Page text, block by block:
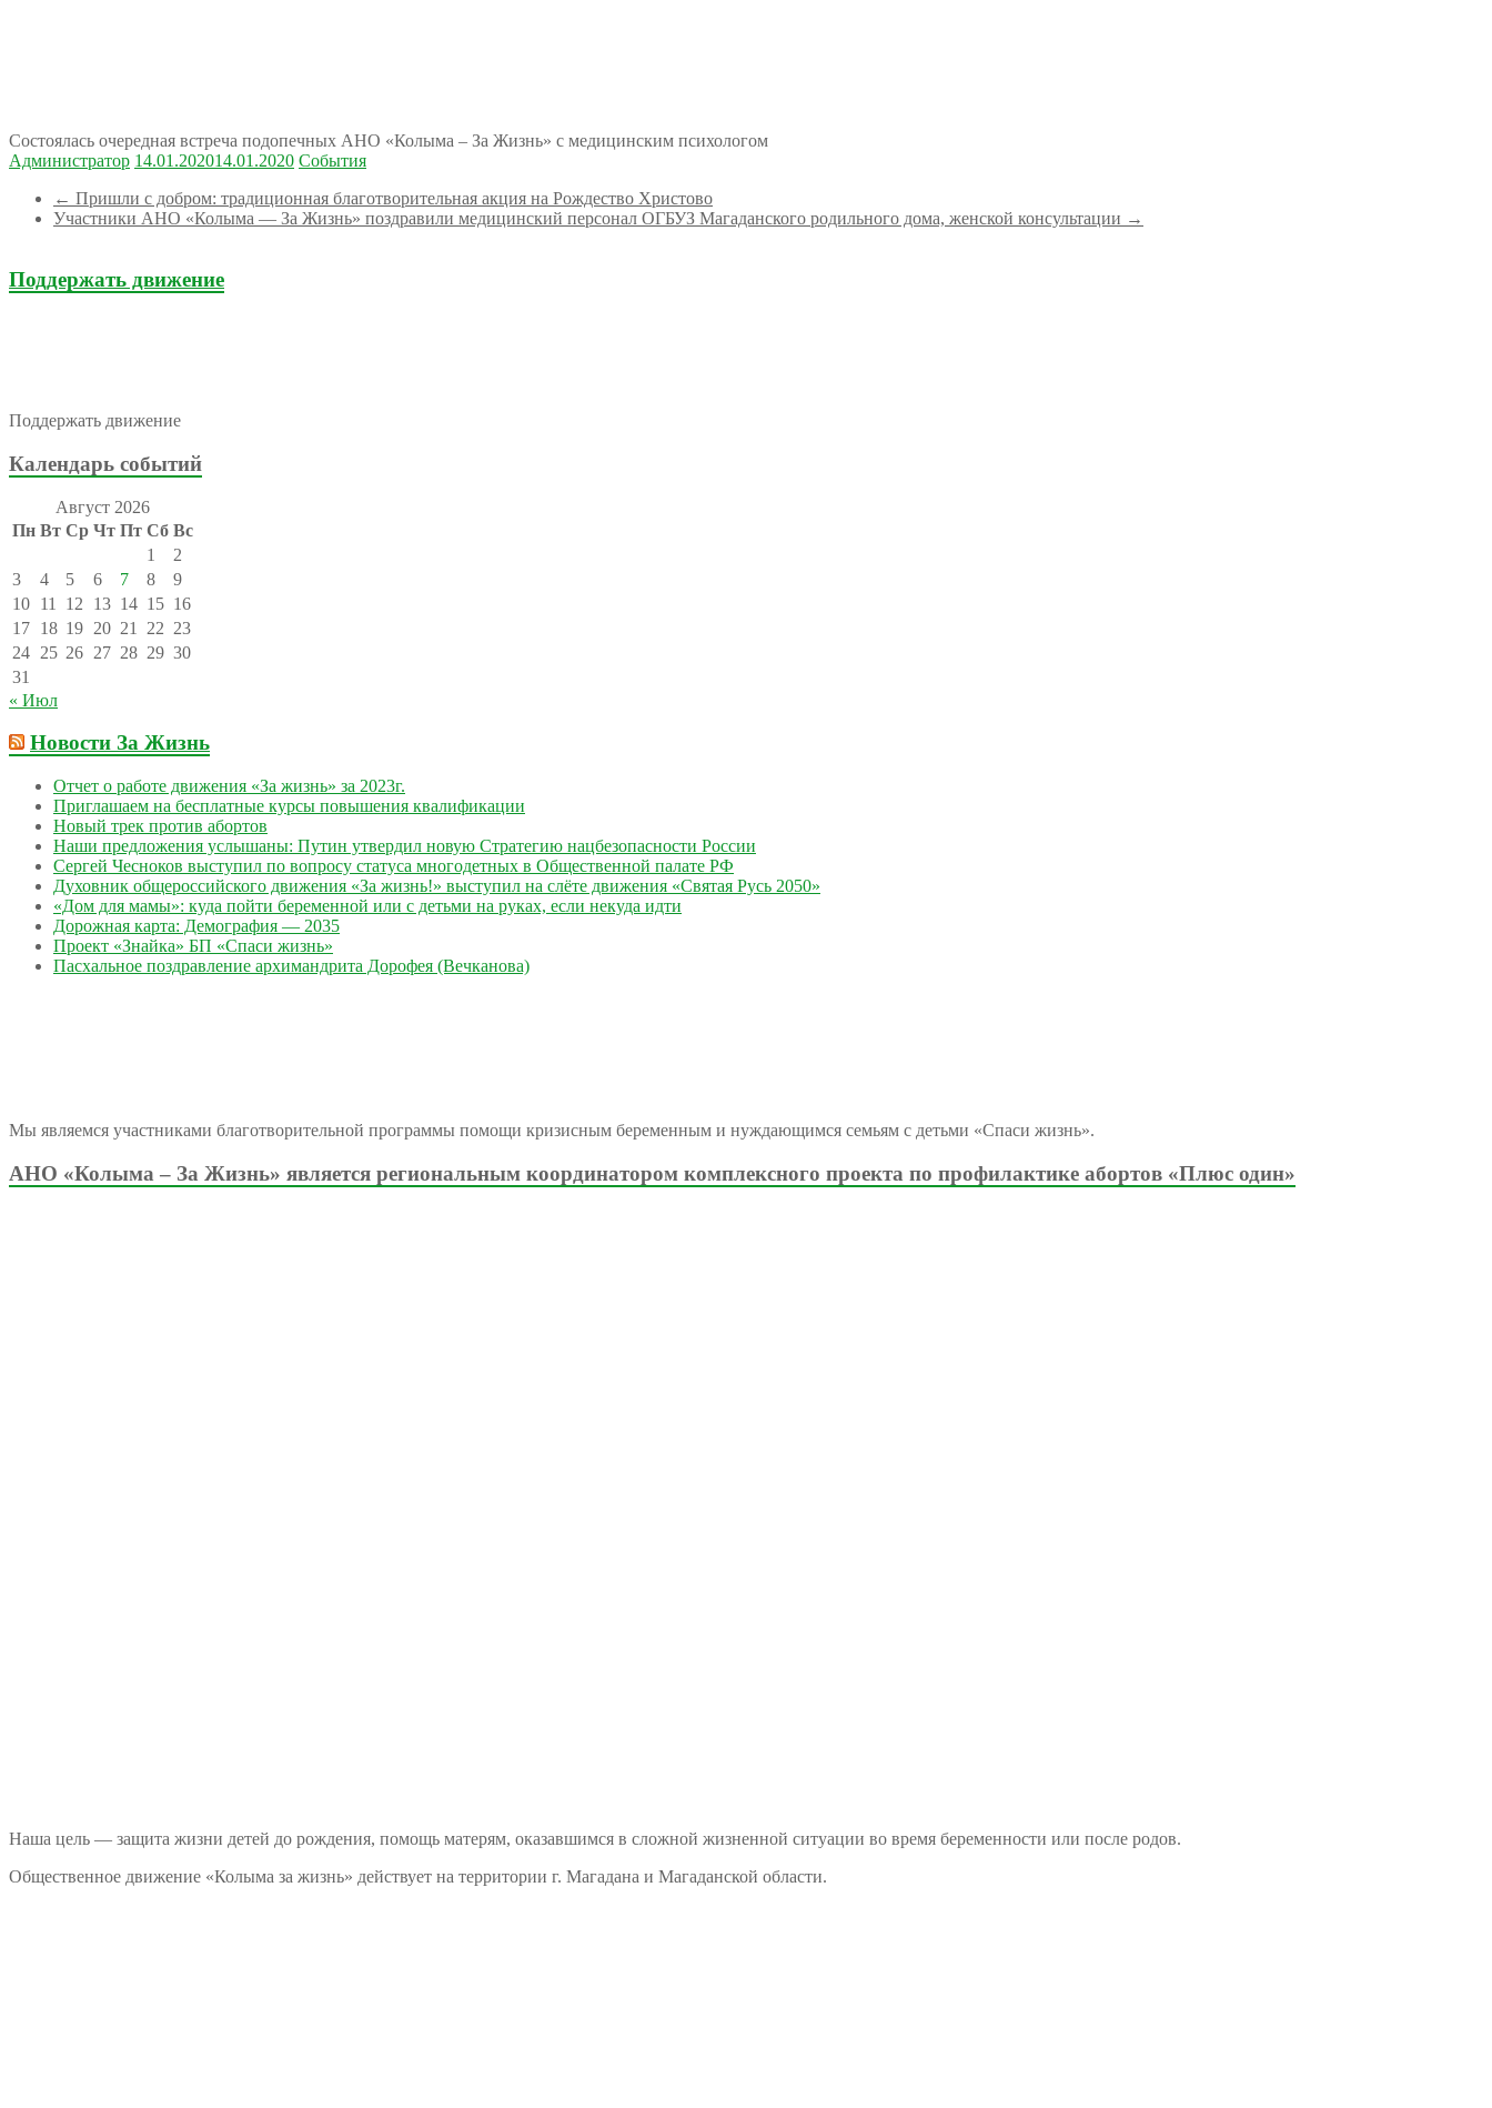
Состоялась очередная встреча подопечных АНО «Колыма – За Жизнь» с медицинским психологом
Администратор 14.01.202014.01.2020 События
← Пришли с добром: традиционная благотворительная акция на Рождество Христово
Участники АНО «Колыма — За Жизнь» поздравили медицинский персонал ОГБУЗ Магаданского родильного дома, женской консультации →
Поддержать движение
Поддержать движение
Календарь событий
Август 2026
Пн Вт Ср Чт Пт Сб Вс
1
2
3
4 5 6 7 8
9
10 11 12 13 14 15 16
17 18 19 20 21 22 23
24 25 26 27 28 29 30
31
« Июл
Новости За Жизнь
Отчет о работе движения «За жизнь» за 2023г.
Приглашаем на бесплатные курсы повышения квалификации
Новый трек против абортов
Наши предложения услышаны: Путин утвердил новую Стратегию нацбезопасности России
Сергей Чесноков выступил по вопросу статуса многодетных в Общественной палате РФ
Духовник общероссийского движения «За жизнь!» выступил на слёте движения «Святая Русь 2050»
«Дом для мамы»: куда пойти беременной или с детьми на руках, если некуда идти
Дорожная карта: Демография — 2035
Проект «Знайка» БП «Спаси жизнь»
Пасхальное поздравление архимандрита Дорофея (Вечканова)
Мы являемся участниками благотворительной программы помощи кризисным беременным и нуждающимся семьям с детьми «Спаси жизнь».
АНО «Колыма – За Жизнь» является региональным координатором комплексного проекта по профилактике абортов «Плюс один»
Наша цель — защита жизни детей до рождения, помощь матерям, оказавшимся в сложной жизненной ситуации во время беременности или после родов.
Общественное движение «Колыма за жизнь» действует на территории г. Магадана и Магаданской области.